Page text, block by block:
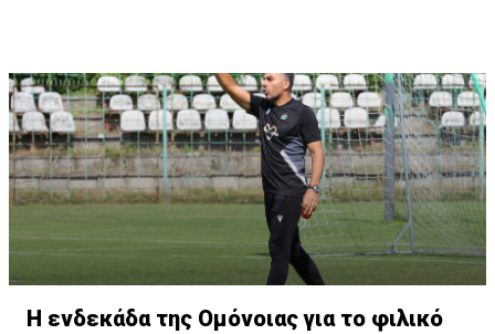
Η ενδεκάδα της Ομόνοιας για το φιλικό